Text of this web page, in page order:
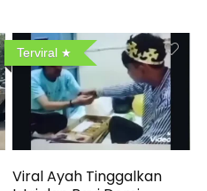
Terviral
Viral Ayah Tinggalkan